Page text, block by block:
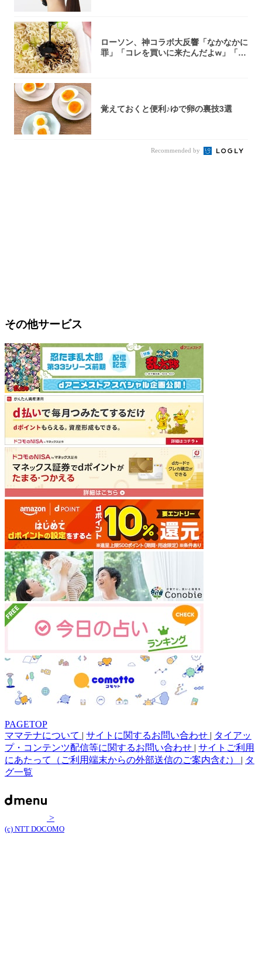
ローソン、神コラボ大反響「なかなかに
罪」「コレを買いに来たんだよw」「３
覚えておくと便利♪ゆで卵の裏技3選
Recommended by
その他サービス
PAGETOP
ママテナについて | サイトに関するお問い合わせ | タイアッ
プ・コンテンツ配信等に関するお問い合わせ | サイトご利用
にあたって（ご利用端末からの外部送信のご案内含む） | タ
グ一覧
>
(c) NTT DOCOMO